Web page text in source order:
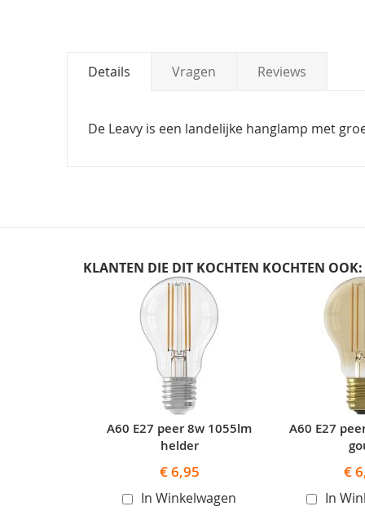
Details Vragen Reviews
De Leavy is een landelijke hanglamp met
KLANTEN DIE DIT KOCHTEN KOCHTEN OOK:
carousel
A60 E27 peer 8w 1055lm
helder
€ 6,95
In Winkelwagen
A60 E27
€
In